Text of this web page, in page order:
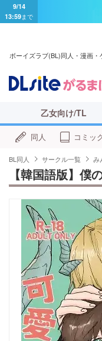
9/14
13:59まで
ボーイズラブ(BL)同人・漫画
乙女向け/TL
同人 コミッ
BL同人 サークル一覧 み
【韓国語版】僕